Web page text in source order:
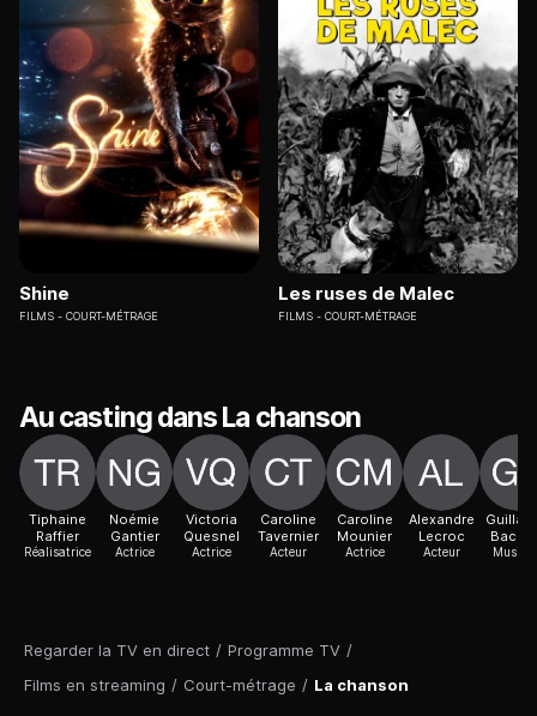
Regarder la TV en direct / Programme TV /
Films en streaming / Court-métrage / La chanson
Shine
FILMS COURT-MÉTRAGE
Les ruses de Malec
FILMS COURT-MÉTRAGE
Au casting dans La chanson
Tiphaine
Raffier
Réalisatrice
Noémie
Gantier
Actrice
Victoria
Quesnel
Actrice
Caroline
Tavernier
Acteur
Caroline
Mounier
Actrice
Alexandre
Lecroc
Acteur